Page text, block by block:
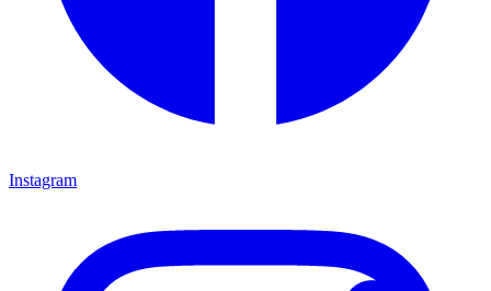
Instagram